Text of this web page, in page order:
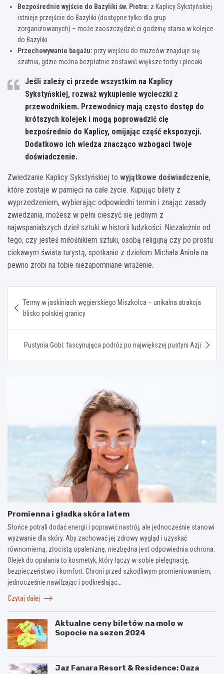
Bezpośrednie wyjście do Bazyliki św. Piotra: z Kaplicy Sykstyńskiej
istnieje przejście do Bazyliki (dostępne tylko dla grup
zorganizowanych) – może zaoszczędzić ci godzinę stania w kolejce
do Bazyliki
Przechowywanie bagażu: przy wejściu do muzeów znajduje się
szatnia, gdzie można bezpłatnie zostawić większe torby i plecaki
Jeśli zależy ci przede wszystkim na Kaplicy
Sykstyńskiej, rozważ wykupienie wycieczki z
przewodnikiem. Przewodnicy mają często dostęp do
krótszych kolejek i mogą poprowadzić cię
bezpośrednio do Kaplicy, omijając część ekspozycji.
Dodatkowo ich wiedza znacząco wzbogaci twoje
doświadczenie.
Zwiedzanie Kaplicy Sykstyńskiej to wyjątkowe doświadczenie,
które zostaje w pamięci na całe życie. Kupując bilety z
wyprzedzeniem, wybierając odpowiedni termin i znając zasady
zwiedzania, możesz w pełni cieszyć się jednym z
najwspanialszych dzieł sztuki w historii ludzkości. Niezależnie od
tego, czy jesteś miłośnikiem sztuki, osobą religijną czy po prostu
ciekawym świata turystą, spotkanie z dziełem Michała Anioła na
pewno zrobi na tobie niezapomniane wrażenie.
wpisu
Termy w jaskiniach węgierskiego Miszkolca – unikalna atrakcja
blisko polskiej granicy
Pustynia Gobi: fascynująca podróż po największej pustyni Azji
Promienna i gładka skóra latem
Słońce potrafi dodać energii i poprawić nastrój, ale jednocześnie stanowi
wyzwanie dla skóry. Aby zachować jej zdrowy wygląd i uzyskać
równomierną, złocistą opaleniznę, niezbędna jest odpowiednia ochrona.
Olejek do opalania to kosmetyk, który łączy w sobie pielęgnację,
bezpieczeństwo i komfort. Chroni przed szkodliwym promieniowaniem,
jednocześnie nawilżając i podkreślając…
Czytaj dalej
Aktualne ceny biletów na molo w
Sopocie na sezon 2024
Jaz Fanara Resort & Residence: Oaza